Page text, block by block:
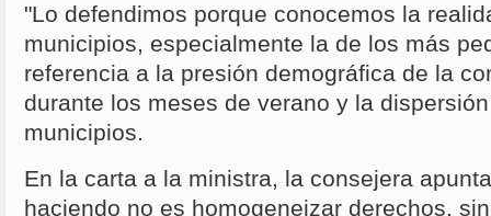
"Lo defendimos porque conocemos la
municipios, especialmente la de los más
referencia a la presión demográfica de la
durante los meses de verano y la
municipios.
En la carta a la ministra, la consejera
haciendo no es homogeneizar derechos,